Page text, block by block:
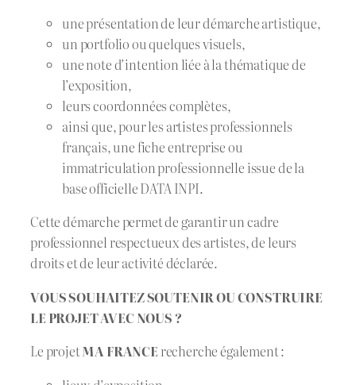
une présentation de leur démarche artistique,
un portfolio ou quelques visuels,
une note d’intention liée à la thématique de
l’exposition,
leurs coordonnées complètes,
ainsi que, pour les artistes professionnels
français, une fiche entreprise ou
immatriculation professionnelle issue de la
base officielle DATA INPI.
Cette démarche permet de garantir un cadre
professionnel respectueux des artistes, de leurs
droits et de leur activité déclarée.
VOUS SOUHAITEZ SOUTENIR OU CONSTRUIRE
LE PROJET AVEC NOUS ?
Le projetMA FRANCErecherche également :